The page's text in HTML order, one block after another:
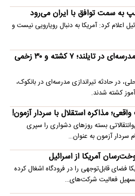
اعلام کرد: آمریکا به دنبال رویارویی نیست و
جزئیات تیراندازی در مدرسه‌ای در تایلند؛ ۷ کشته و ۳۰ زخمی
در حادثه تیراندازی مدرسه‌ای در بانکوک،
کشته شدند.
مذاکره استقلال با سردار آزمون!
بسته روزهای دشواری را سپری
سردار آزمون به عنوان…
آمریکا از اسرائیل
فضای قابل‌توجهی را در فرودگاه اشغال کرده
تسهیل فعالیت شرکت‌های…